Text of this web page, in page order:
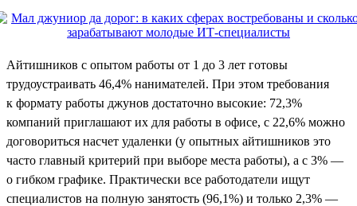
Айтишников с опытом работы от 1 до 3 лет готовы
трудоустраивать 46,4% нанимателей. При этом требования
к формату работы джунов достаточно высокие: 72,3%
компаний приглашают их для работы в офисе, с 22,6% можно
договориться насчет удаленки (у опытных айтишников это
часто главный критерий при выборе места работы), а с 3% —
о гибком графике. Практически все работодатели ищут
специалистов на полную занятость (96,1%) и только 2,3% —